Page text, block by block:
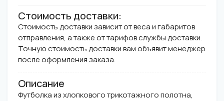
Стоимость доставки:
Стоимость доставки зависит от веса и габаритов
отправления, а также от тарифов службы доставки.
Точную стоимость доставки вам объявит менеджер
после оформления заказа.
Описание
Футболка из хлопкового трикотажного полотна,